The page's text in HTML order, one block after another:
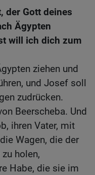
der Gott deines
Ägypten
will ich dich zum
ziehen und
und Josef soll
zudrücken.
Beerscheba. Und
ihren Vater, mit
Wagen, die der
holen,
Habe, die sie im